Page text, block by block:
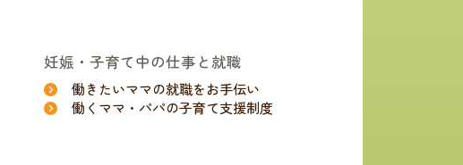
妊娠・子育て中の仕事と就職
働きたいママの就職をお手伝い
働くママ・パパの子育て支援制度